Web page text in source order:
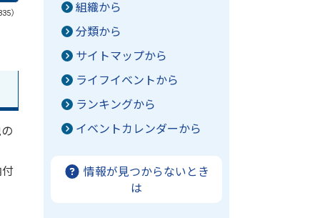
）
組織から
分類から
サイトマップから
ライフイベントから
ランキングから
イベントカレンダーから
情報が見つからないとき
は